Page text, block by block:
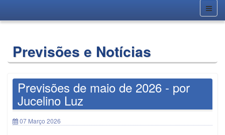
Previsões e Notícias
Previsões de maio de 2026 - por
Jucelino Luz
07 Março 2026